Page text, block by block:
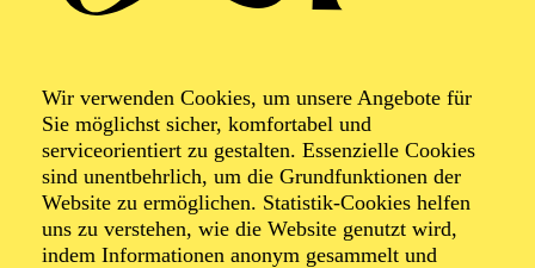
Wir verwenden Cookies, um unsere Angebote für
Sie möglichst sicher, komfortabel und
serviceorientiert zu gestalten. Essenzielle Cookies
sind unentbehrlich, um die Grundfunktionen der
Website zu ermöglichen. Statistik-Cookies helfen
uns zu verstehen, wie die Website genutzt wird,
indem Informationen anonym gesammelt und
Foto: Johan Sandberg